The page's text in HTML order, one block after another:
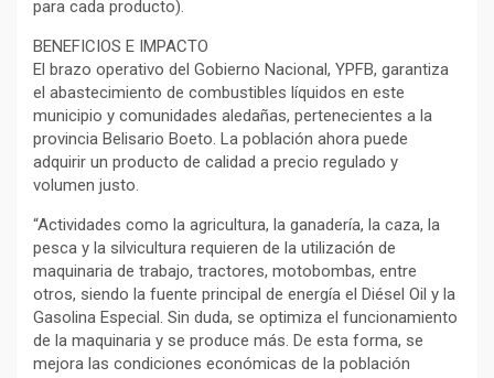
para cada producto).
BENEFICIOS E IMPACTO
El brazo operativo del Gobierno Nacional, YPFB, garantiza
el abastecimiento de combustibles líquidos en este
municipio y comunidades aledañas, pertenecientes a la
provincia Belisario Boeto. La población ahora puede
adquirir un producto de calidad a precio regulado y
volumen justo.
“Actividades como la agricultura, la ganadería, la caza, la
pesca y la silvicultura requieren de la utilización de
maquinaria de trabajo, tractores, motobombas, entre
otros, siendo la fuente principal de energía el Diésel Oil y la
Gasolina Especial. Sin duda, se optimiza el funcionamiento
de la maquinaria y se produce más. De esta forma, se
mejora las condiciones económicas de la población